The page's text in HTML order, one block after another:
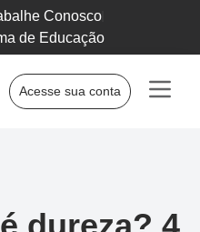
Conosco
de Educação
Acesse sua conta